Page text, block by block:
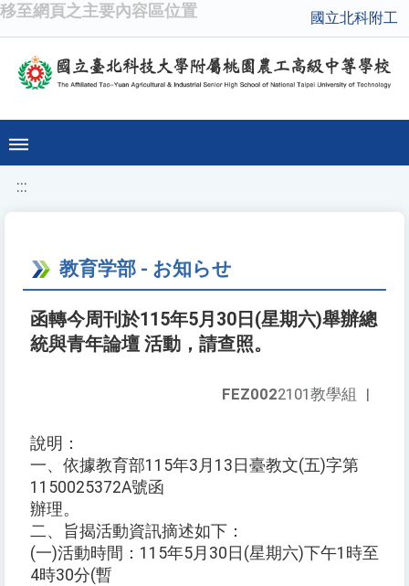
移至網頁之主要內容區位置 國立北科附工
:::
教育学部 - お知らせ
函轉今周刊於115年5月30日(星期六)舉辦總
統與青年論壇 活動，請查照。
FEZ0022101教學組 |
說明：
一、依據教育部115年3月13日臺教文(五)字第
1150025372A號函
辦理。
二、旨揭活動資訊摘述如下：
(一)活動時間：115年5月30日(星期六)下午1時至
4時30分(暫